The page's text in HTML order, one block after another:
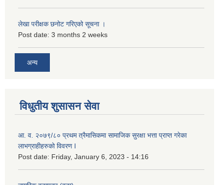
लेखा परीक्षक छनोट गरिएको सूचना ।
Post date: 3 months 2 weeks
अन्य
विधुतीय शुसासन सेवा
आ. व. २०७९/८० प्रथम त्रैमासिकमा सामाजिक सुरक्षा भत्ता प्राप्त गरेका
लाभग्राहीहरुको विवरण l
Post date: Friday, January 6, 2023 - 14:16